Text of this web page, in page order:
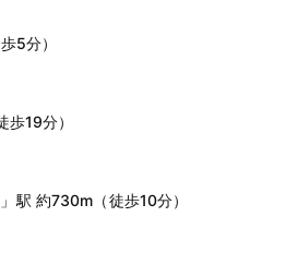
5分）
19分）
駅 約730m（徒歩10分）